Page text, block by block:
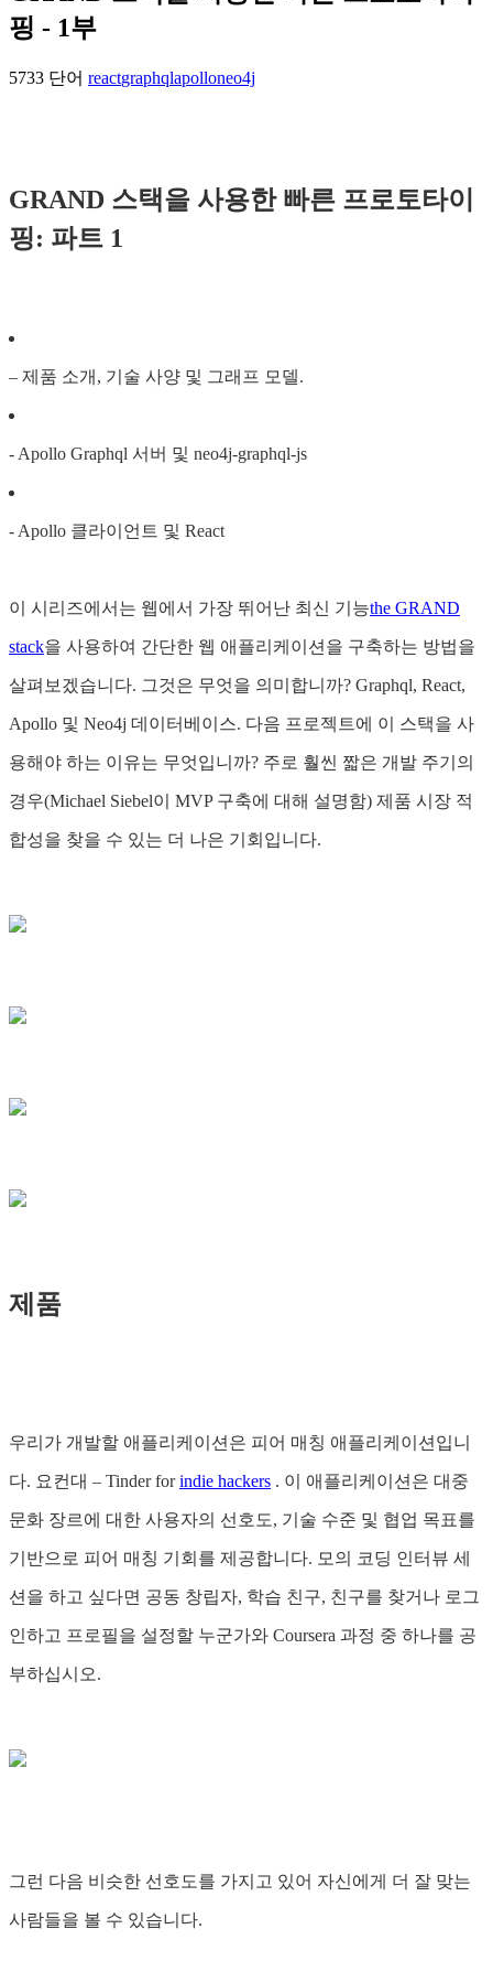
핑 - 1부
5733 단어 reactgraphqlapolloneo4j
GRAND 스택을 사용한 빠른 프로토타이
핑: 파트 1
– 제품 소개, 기술 사양 및 그래프 모델.
- Apollo Graphql 서버 및 neo4j-graphql-js
- Apollo 클라이언트 및 React
이 시리즈에서는 웹에서 가장 뛰어난 최신 기능the GRAND
stack을 사용하여 간단한 웹 애플리케이션을 구축하는 방법을
살펴보겠습니다. 그것은 무엇을 의미합니까? Graphql, React,
Apollo 및 Neo4j 데이터베이스. 다음 프로젝트에 이 스택을 사
용해야 하는 이유는 무엇입니까? 주로 훨씬 짧은 개발 주기의
경우(Michael Siebel이 MVP 구축에 대해 설명함) 제품 시장 적
합성을 찾을 수 있는 더 나은 기회입니다.
제품
우리가 개발할 애플리케이션은 피어 매칭 애플리케이션입니
다. 요컨대 – Tinder forindie hackers . 이 애플리케이션은 대중
문화 장르에 대한 사용자의 선호도, 기술 수준 및 협업 목표를
기반으로 피어 매칭 기회를 제공합니다. 모의 코딩 인터뷰 세
션을 하고 싶다면 공동 창립자, 학습 친구, 친구를 찾거나 로그
인하고 프로필을 설정할 누군가와 Coursera 과정 중 하나를 공
부하십시오.
그런 다음 비슷한 선호도를 가지고 있어 자신에게 더 잘 맞는
사람들을 볼 수 있습니다.